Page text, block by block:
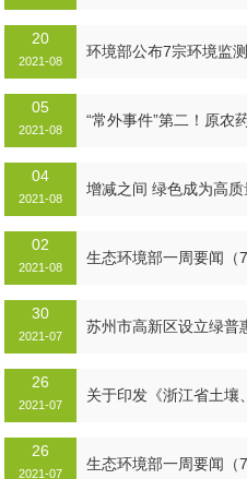
20
2021-08
环境部公布7宗环境监
05
2021-08
“常外事件”第二！原农
04
2021-08
增减之间 绿色成为高质
02
2021-08
生态环境部一周要闻（
30
2021-07
苏州市高新区设立绿普
26
2021-07
关于印发《浙江省土壤
26
2021-07
生态环境部一周要闻（